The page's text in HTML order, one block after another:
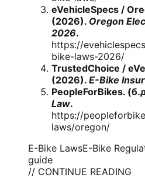
eVehicleSpecs /
(2026). Oregon
2026.
https://
bike-laws-2026/
TrustedChoice /
(2026). E-Bike
PeopleForBikes.
Law.
https://
laws/oregon/
E-Bike LawsE-Bike
guide
// CONTINUE READING